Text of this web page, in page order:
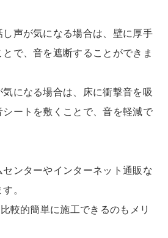
声が気になる場合は、壁に厚手
で、音を遮断することができま
になる場合は、床に衝撃音を吸
ートを敷くことで、音を軽減で
ンターやインターネット通販な
。
較的簡単に施工できるのもメリ